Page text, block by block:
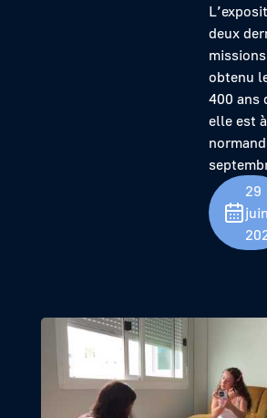
deux
obtenu
400 ans
elle est
29
juin